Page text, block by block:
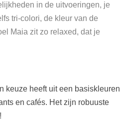
in de uitvoeringen, je
tri-colori, de kleur van de
Maia zit zo relaxed, dat je
keuze heeft uit een basiskleuren
en cafés. Het zijn robuuste